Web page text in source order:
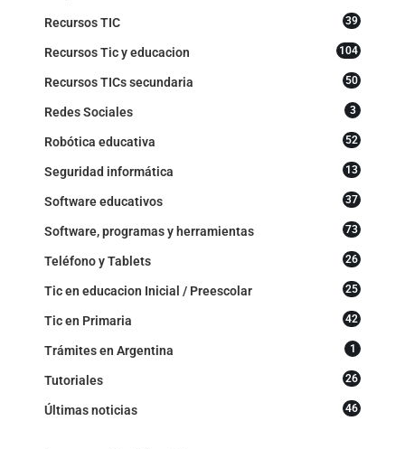
Recursos TIC 39
Recursos Tic y educacion 104
Recursos TICs secundaria 50
Redes Sociales 3
Robótica educativa 52
Seguridad informática 13
Software educativos 37
Software, programas y herramientas 73
Teléfono y Tablets 26
Tic en educacion Inicial / Preescolar 25
Tic en Primaria 42
Trámites en Argentina 1
Tutoriales 26
Últimas noticias 46